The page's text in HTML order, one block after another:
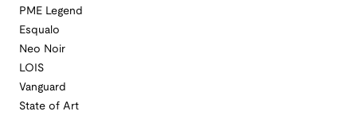
PME Legend
Esqualo
Neo Noir
LOIS
Vanguard
State of Art